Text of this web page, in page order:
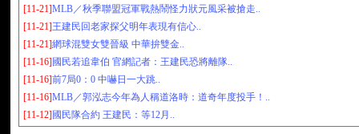
[11-21]MLB／秋季聯盟冠軍戰熱鬧怪力狀元風采被搶走..
[11-21]王建民回老家探父明年表現有信心..
[11-21]網球混雙女雙晉級 中華拚雙金..
[11-16] 國民若追韋伯 官網記者：王建民恐將離隊..
[11-16]前7局0：0 中嚇日一大跳..
[11-16]MLB／郭泓志今年為人稱道洛時：道奇年度投手！..
[11-12] 國民隊合約 王建民：等12月..